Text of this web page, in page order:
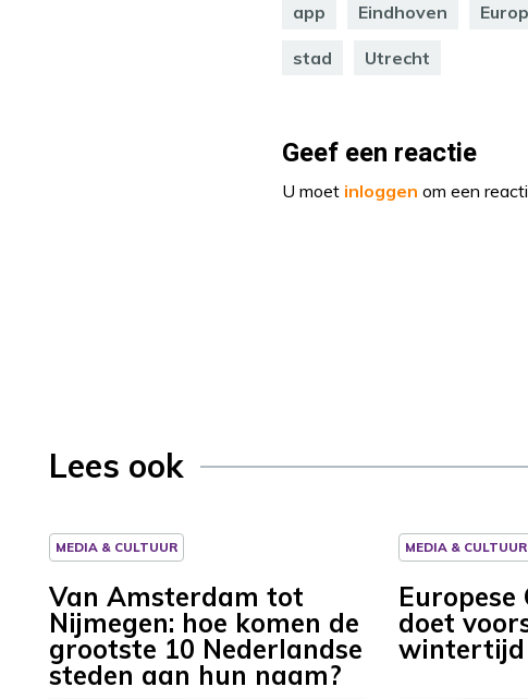
app Eindhoven
stad Utrecht
Geef een reactie
U moet inloggen om een
Lees ook
MEDIA & CULTUUR
Van Amsterdam tot
Nijmegen: hoe komen de
grootste 10 Nederlandse
steden aan hun naam?
MEDIA & CULTUUR
Europese
doet
wintertijd